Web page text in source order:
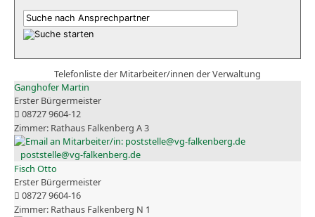
Telefonliste der Mitarbeiter/innen der Verwaltung
Ganghofer Martin
Erster Bürgermeister
08727 9604-12
Rathaus Falkenberg A 3
poststelle@vg-falkenberg.de
Fisch Otto
Erster Bürgermeister
08727 9604-16
Rathaus Falkenberg N 1